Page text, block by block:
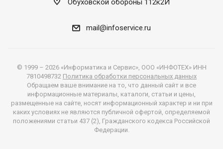
Обуховской обороны 112к2И
mail@infoservice.ru
© 1999 – 2026 «Информатика и Сервис», ООО «ИНФОТЕХ» ИНН
7810498732 Политика обработки персональных данных
Обращаем ваше внимание на то, что данный сайт и все
информационные материалы, каталоги, статьи и цены,
размещенные на сайте, носят информационный характер и ни при
каких условиях не являются публичной офертой, определяемой
положениями статьи 437 (2), Гражданского кодекса Российской
Федерации.